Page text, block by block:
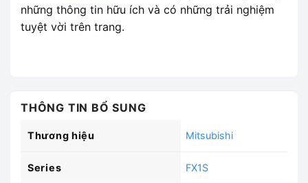
những thông tin hữu ích và có những trải nghiệm
tuyệt vời trên trang.
THÔNG TIN BỔ SUNG
Thương hiệu Mitsubishi
Series FX1S